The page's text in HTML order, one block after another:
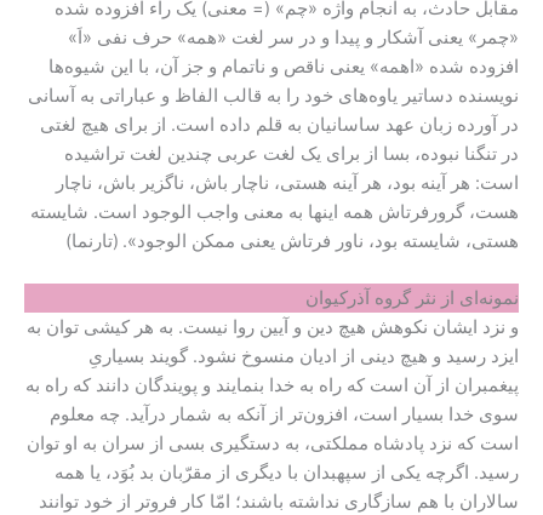
مقابل حادث، به انجام واژه «چم» (= معنی) یک راء افزوده شده
«چمر» یعنی آشکار و پیدا و در سر لغت «همه» حرف نفی «اَ»
افزوده شده «اهمه» یعنی ناقص و ناتمام و جز آن، با این شیوه‌ها
نویسنده دساتیر یاوه‌های خود را به قالب الفاظ و عباراتی به آسانی
در آورده زبان عهد ساسانیان به قلم داده است. از برای هیچ لغتی
در تنگنا نبوده، بسا از برای یک لغت عربی چندین لغت تراشیده
است: هر آینه بود، هر آینه هستی، ناچار باش، ناگزیر باش، ناچار
هست، گرورفرتاش همه اینها به معنی واجب الوجود است. شایسته
هستی، شایسته بود، ناور فرتاش یعنی ممکن الوجود». (تارنما)
نمونه‌ای از نثر گروه آذرکیوان
و نزد ایشان نکوهش هیچ دین و آیین روا نیست. به هر کیشی توان به
ایزد رسید و هیچ دینی از ادیان منسوخ نشود. گویند بسیاریِ
پیغمبران از آن است که راه به خدا بنمایند و پویندگان دانند که راه به
سوی خدا بسیار است، افزون‌تر از آنکه به شمار درآید. چه معلوم
است که نزد پادشاه مملکتی، به دستگیری بسی از سران به او توان
رسید. اگرچه یکی از سپهبدان با دیگری از مقرّبان بد بُوَد، یا همه
سالاران با هم سازگاری نداشته باشند؛ امّا کار فروتر از خود توانند